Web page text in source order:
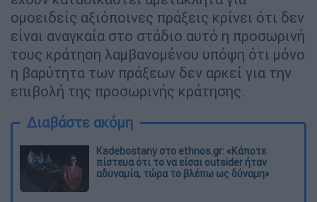
ομοειδείς αξιόποινες πράξεις κρίνει ότι δεν
είναι αναγκαία στο στάδιο αυτό η προσωρινή
τους κράτηση λαμβανομένου υπόψη ότι μόνο
η βαρύτητα των πράξεων δεν αρκεί για την
επιβολή της προσωρινής κράτησης.
Διαβάστε ακόμη
Kadebostany στο ethnos.gr: «Κάποτε
πίστευα ότι το να είσαι outsider ήταν
αδυναμία, τώρα το βλέπω ως δύναμη»